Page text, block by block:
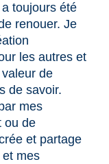
toujours été
renouer. Je
les autres et
de
de savoir.
mes
ou de
et partage
mes